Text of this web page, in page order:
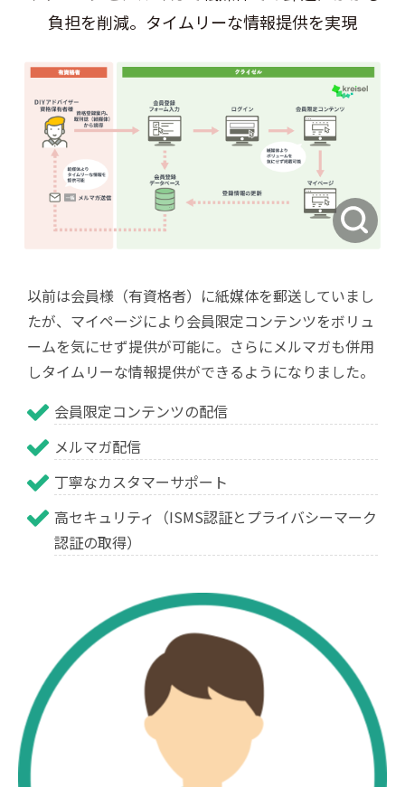
負担を削減。タイムリーな情報提供を実現
以前は会員様（有資格者）に紙媒体を郵送していまし
たが、マイページにより会員限定コンテンツをボリュ
ームを気にせず提供が可能に。さらにメルマガも併用
しタイムリーな情報提供ができるようになりました。
会員限定コンテンツの配信
メルマガ配信
丁寧なカスタマーサポート
高セキュリティ（ISMS認証とプライバシーマーク
認証の取得）